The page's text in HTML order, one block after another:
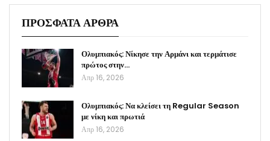
ΠΡΟΣΦΑΤΑ ΑΡΘΡΑ
Ολυμπιακός: Νίκησε την Αρμάνι και τερμάτισε
πρώτος στην…
Απρ 16, 2026
Ολυμπιακός: Να κλείσει τη Regular Season
με νίκη και πρωτιά
Απρ 16, 2026